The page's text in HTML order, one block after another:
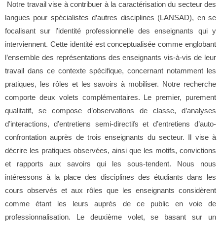
Notre travail vise à contribuer à la caractérisation du secteur des
langues pour spécialistes d’autres disciplines (LANSAD), en se
focalisant sur l’identité professionnelle des enseignants qui y
interviennent. Cette identité est conceptualisée comme englobant
l’ensemble des représentations des enseignants vis-à-vis de leur
travail dans ce contexte spécifique, concernant notamment les
pratiques, les rôles et les savoirs à mobiliser. Notre recherche
comporte deux volets complémentaires. Le premier, purement
qualitatif, se compose d’observations de classe, d’analyses
d’interactions, d’entretiens semi-directifs et d’entretiens d’auto-
confrontation auprès de trois enseignants du secteur. Il vise à
décrire les pratiques observées, ainsi que les motifs, convictions
et rapports aux savoirs qui les sous-tendent. Nous nous
intéressons à la place des disciplines des étudiants dans les
cours observés et aux rôles que les enseignants considèrent
comme étant les leurs auprès de ce public en voie de
professionnalisation. Le deuxième volet, se basant sur un